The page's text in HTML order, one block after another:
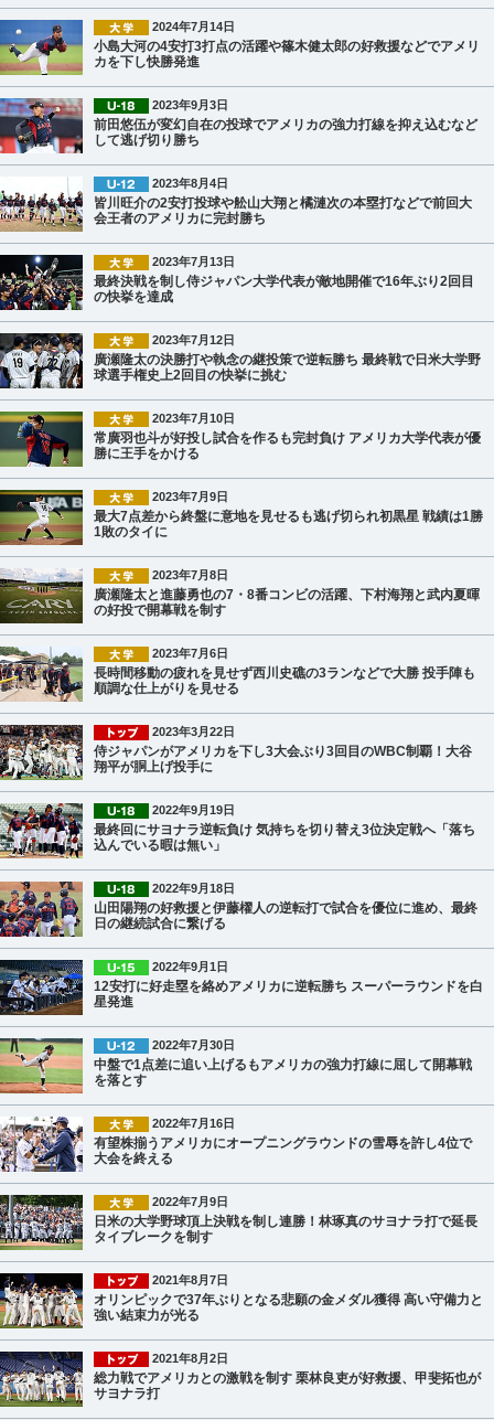
2024年7月14日
小島大河の4安打3打点の活躍や篠木健太郎の好救援などでアメリ
カを下し快勝発進
2023年9月3日
前田悠伍が変幻自在の投球でアメリカの強力打線を抑え込むなど
して逃げ切り勝ち
2023年8月4日
皆川旺介の2安打投球や舩山大翔と橘漣次の本塁打などで前回大
会王者のアメリカに完封勝ち
2023年7月13日
最終決戦を制し侍ジャパン大学代表が敵地開催で16年ぶり2回目
の快挙を達成
2023年7月12日
廣瀬隆太の決勝打や執念の継投策で逆転勝ち 最終戦で日米大学野
球選手権史上2回目の快挙に挑む
2023年7月10日
常廣羽也斗が好投し試合を作るも完封負け アメリカ大学代表が優
勝に王手をかける
2023年7月9日
最大7点差から終盤に意地を見せるも逃げ切られ初黒星 戦績は1勝
1敗のタイに
2023年7月8日
廣瀬隆太と進藤勇也の7・8番コンビの活躍、下村海翔と武内夏暉
の好投で開幕戦を制す
2023年7月6日
長時間移動の疲れを見せず西川史礁の3ランなどで大勝 投手陣も
順調な仕上がりを見せる
2023年3月22日
侍ジャパンがアメリカを下し3大会ぶり3回目のWBC制覇！大谷
翔平が胴上げ投手に
2022年9月19日
最終回にサヨナラ逆転負け 気持ちを切り替え3位決定戦へ「落ち
込んでいる暇は無い」
2022年9月18日
山田陽翔の好救援と伊藤櫂人の逆転打で試合を優位に進め、最終
日の継続試合に繋げる
2022年9月1日
12安打に好走塁を絡めアメリカに逆転勝ち スーパーラウンドを白
星発進
2022年7月30日
中盤で1点差に追い上げるもアメリカの強力打線に屈して開幕戦
を落とす
2022年7月16日
有望株揃うアメリカにオープニングラウンドの雪辱を許し4位で
大会を終える
2022年7月9日
日米の大学野球頂上決戦を制し連勝！林琢真のサヨナラ打で延長
タイブレークを制す
2021年8月7日
オリンピックで37年ぶりとなる悲願の金メダル獲得 高い守備力と
強い結束力が光る
2021年8月2日
総力戦でアメリカとの激戦を制す 栗林良吏が好救援、甲斐拓也が
サヨナラ打